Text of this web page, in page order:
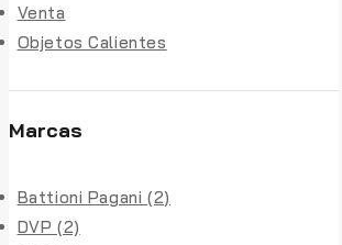
Venta
Objetos Calientes
Marcas
Battioni Pagani(2)
DVP (2)